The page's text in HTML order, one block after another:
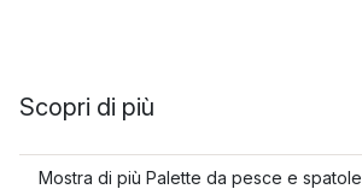
Scopri di più
Mostra di più Palette da pesce e spatole